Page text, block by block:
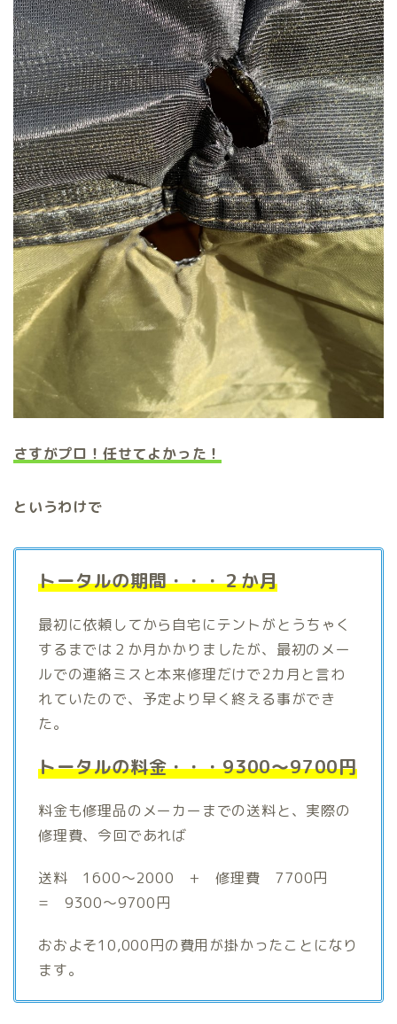
さすがプロ！任せてよかった！
というわけで
トータルの期間・・・２か月
最初に依頼してから自宅にテントがとうちゃく
するまでは２か月かかりましたが、最初のメー
ルでの連絡ミスと本来修理だけで2カ月と言わ
れていたので、予定より早く終える事ができ
た。
トータルの料金・・・9300～9700円
料金も修理品のメーカーまでの送料と、実際の
修理費、今回であれば
送料 1600～2000 + 修理費 7700円
= 9300～9700円
おおよそ10,000円の費用が掛かったことになり
ます。